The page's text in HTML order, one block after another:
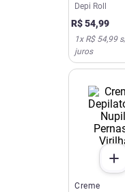
Corporal Depi
Roll Óleo de
Coco
Depi Roll
R$54,99
1x R$ 54,99
juros
Creme